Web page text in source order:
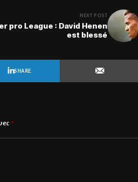
NEXT POST
pro League : David Henen
est blessé
SHARE
*